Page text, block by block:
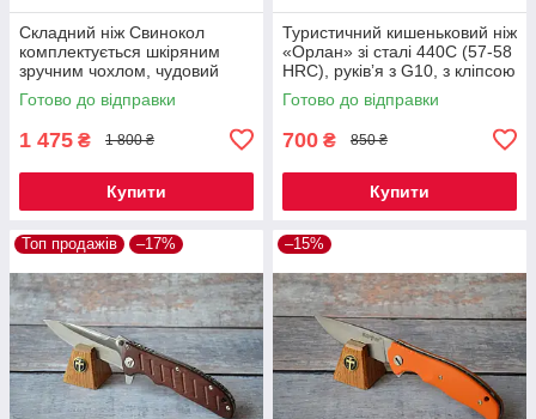
Складний ніж Свинокол
комплектується шкіряним
зручним чохлом, чудовий
подарунок колекціонеру
Готово до відправки
1 475 ₴ 1 800 ₴
Купити
Туристичний кишеньковий ніж
«Орлан» зі сталі 440C (57-58
HRC), руківʼя з G10, з кліпсою
Готово до відправки
700 ₴ 850 ₴
Купити
Топ продажів –17% –15%